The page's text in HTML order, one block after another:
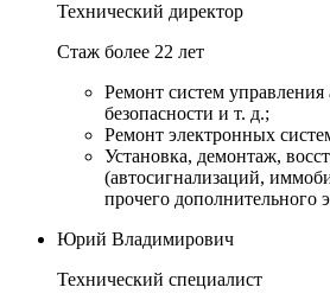
Технический директор
Стаж более 22 лет
Ремонт систем управления
безопасности и т. д.;
Ремонт электронных
Установка, демонтаж,
(автосигнализаций,
прочего дополнительного
Юрий Владимирович
Технический специалист